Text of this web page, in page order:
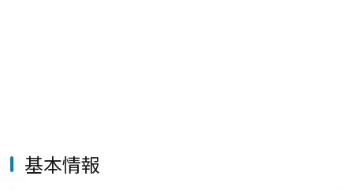
基本情報